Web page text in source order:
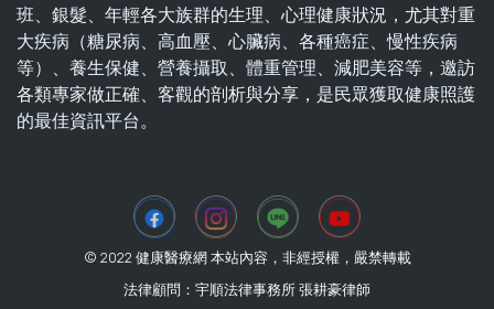
班、銀髮、年輕各大族群的生理、心理健康狀況，尤其對重
大疾病（糖尿病、高血壓、心臟病、各種癌症、慢性疾病
等）、養生保健、營養攝取、體重管理、減肥美容等，邀訪
各類專家做正確、客觀的剖析與分享，是民眾獲取健康照護
的最佳資訊平台。
© 2022 健康醫療網 本站內容，非經授權，嚴禁轉載
法律顧問：宇順法律事務所 張耕豪律師